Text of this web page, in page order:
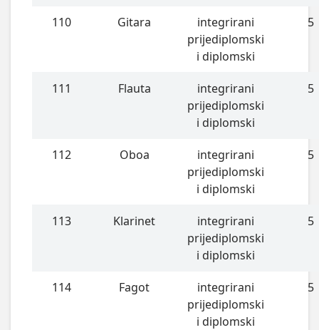
110 Gitara
integrirani
prijediplomski
i diplomski
5
111 Flauta
integrirani
prijediplomski
i diplomski
5
112 Oboa
integrirani
prijediplomski
i diplomski
5
113 Klarinet
integrirani
prijediplomski
i diplomski
5
114 Fagot
integrirani
prijediplomski
i diplomski
5